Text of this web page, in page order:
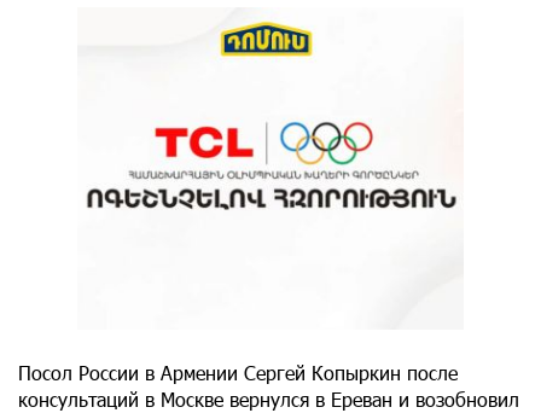
Посол России в Армении Сергей Копыркин после
консультаций в Москве вернулся в Ереван и возобновил